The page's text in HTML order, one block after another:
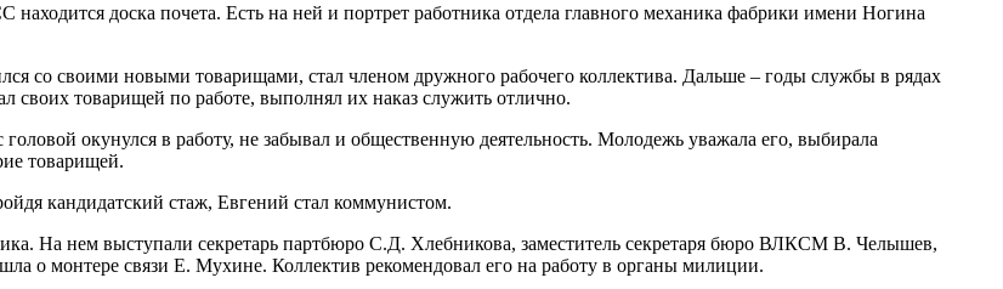
находится доска почета. Есть на ней и портрет работника отдела главного механика фабрики имени Ногина
со своими новыми товарищами, стал членом дружного рабочего коллектива. Дальше – годы службы в рядах
товарищей по работе, выполнял их наказ служить отлично.
окунулся в работу, не забывал и общественную деятельность. Молодежь уважала его, выбирала
товарищей.
кандидатский стаж, Евгений стал коммунистом.
На нем выступали секретарь партбюро С.Д. Хлебникова, заместитель секретаря бюро ВЛКСМ В. Челышев,
о монтере связи Е. Мухине. Коллектив рекомендовал его на работу в органы милиции.